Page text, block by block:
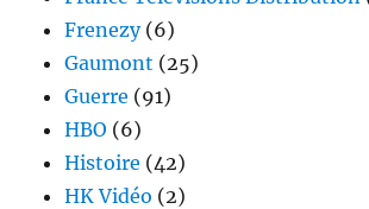
Frenezy(6)
Gaumont (25)
Guerre (91)
HBO (6)
Histoire (42)
HK Vidéo (2)